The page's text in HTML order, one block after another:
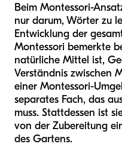
Beim Montessori-
nur darum, Wörter zu
Entwicklung der
Montessori bemerkte
natürliche Mittel ist,
Verständnis zwischen
einer Montessori-
separates Fach, das
muss. Stattdessen ist
von der Zubereitung
des Gartens.